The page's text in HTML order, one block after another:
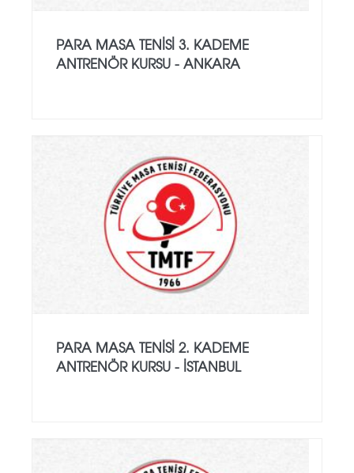
PARA MASA TENISI 3. KADEME
ANTRENÖR KURSU - ANKARA
PARA MASA TENISI 2. KADEME
ANTRENÖR KURSU - İSTANBUL